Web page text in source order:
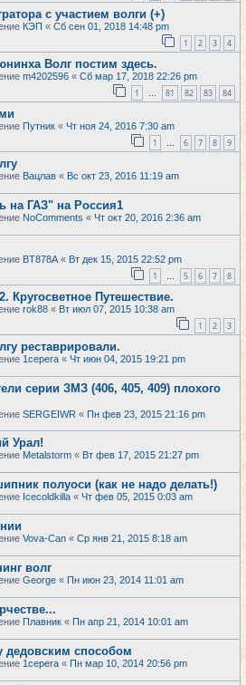
с участием волги (+)
КЭП « Сб сен 01, 2018 14:48 pm
1 2 3 4
Волг постим здесь.
m4202596 « Сб мар 17, 2018 22:26 pm
1 … 81 82 83 84
Путник « Чт ноя 24, 2016 7:30 am
1 … 6 7 8 9
Вацлав « Вс окт 23, 2016 11:19 am
на ГАЗ" на Россия1
NoComments « Чт окт 20, 2016 2:36 am
BT878A « Вт дек 15, 2015 22:52 pm
1 … 5 6 7 8
Кругосветное Путешествие.
rok88 « Вт июл 07, 2015 10:38 am
1 2 3
реставрировали.
1cepera « Чт июн 04, 2015 19:21 pm
серии ЗМЗ (406, 405, 409) плохого
SERGEIWR « Пн фев 23, 2015 21:16 pm
Урал!
Metalstorm « Вт фев 17, 2015 21:27 pm
полуоси (как не надо делать!)
Icecoldkilla « Чт фев 05, 2015 0:03 am
Vova-Can « Ср янв 21, 2015 8:18 am
волг
George « Пн июн 23, 2014 11:01 am
Плавник « Пн апр 21, 2014 10:01 am
дедовским способом
1cepera « Пн мар 10, 2014 20:56 pm